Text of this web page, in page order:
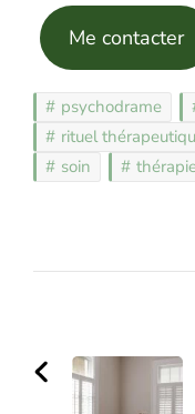
Me contacter
psychodrame
rituel
soin